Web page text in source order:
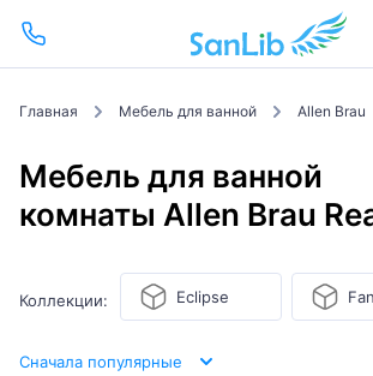
Главная Мебель для ванной Allen Brau
Мебель для ванной
комнаты Allen Brau
Коллекции: Eclipse
Сначала популярные